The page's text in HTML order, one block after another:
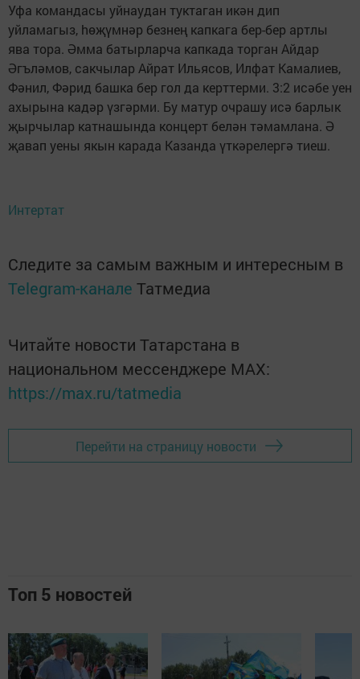
Уфа командасы уйнаудан туктаган икән дип
уйламагыз, hөҗүмнәр безнең капкага бер-бер артлы
ява тора. Әмма батырларча капкада торган Айдар
Әгъләмов, сакчылар Айрат Ильясов, Илфат Камалиев,
Фәнил, Фәрид башка бер гол да керттерми. 3:2 исәбе уен
ахырына кадәр үзгәрми. Бу матур очрашу исә барлык
җырчылар катнашында концерт белән тәмамлана. Ә
җавап уены якын карада Казанда үткәрелергә тиеш.
Интертат
Следите за самым важным и интересным в
Telegram-канале Татмедиа
Читайте новости Татарстана в
национальном мессенджере MАХ:
https://max.ru/tatmedia
Перейти на страницу новости
Топ 5 новостей